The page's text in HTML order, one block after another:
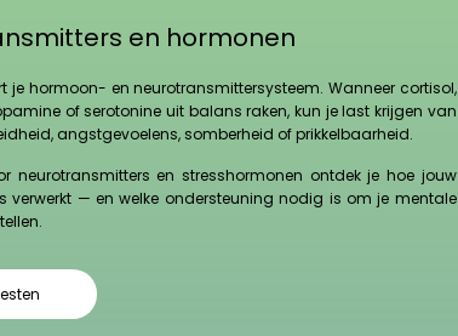
en hormonen
je hormoon- en neurotransmittersysteem. Wanneer cortisol,
of serotonine uit balans raken, kun je last krijgen van
angstgevoelens, somberheid of prikkelbaarheid.
neurotransmitters en stresshormonen ontdek je hoe jouw
verwerkt — en welke ondersteuning nodig is om je mentale